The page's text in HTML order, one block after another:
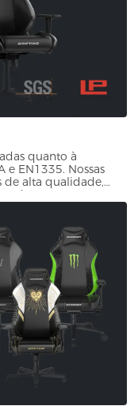
quanto à
e EN1335. Nossas
de alta qualidade,
Com nossa
que seu